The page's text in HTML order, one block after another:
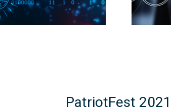
PatriotFest 2021